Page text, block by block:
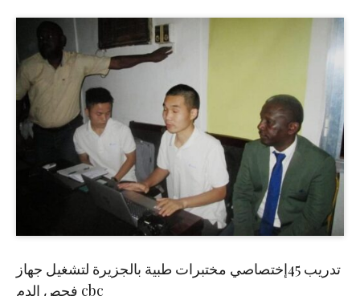
تدريب 45إختصاصي مختبرات طبية بالجزيرة لتشغيل جهاز
فحص الدم cbc